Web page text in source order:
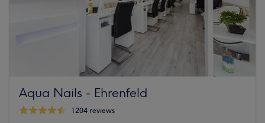
Aqua Nails - Ehrenfeld
1204 reviews